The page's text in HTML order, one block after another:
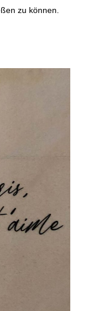
zu können.